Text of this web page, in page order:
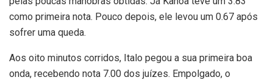
como primeira nota. Pouco depois, ele levou um 0.67 após
sofrer uma queda.
Aos oito minutos corridos, Italo pegou a sua primeira boa
onda, recebendo nota 7.00 dos juízes. Empolgado, o